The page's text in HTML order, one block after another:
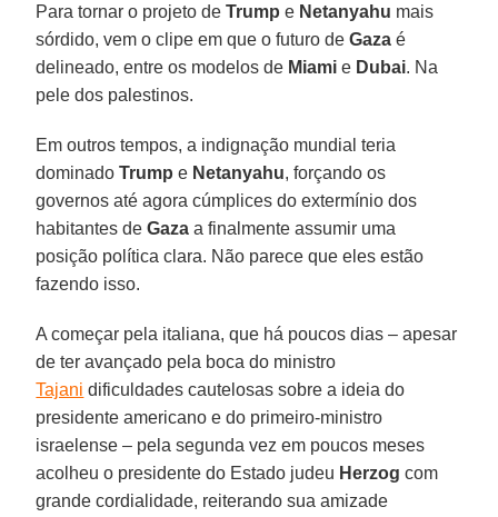
Para tornar o projeto deTrump e Netanyahu mais
sórdido, vem o clipe em que o futuro deGaza é
delineado, entre os modelos de Miami e Dubai. Na
pele dos palestinos.
Em outros tempos, a indignação mundial teria
dominadoTrump e Netanyahu, forçando os
governos até agora cúmplices do extermínio dos
habitantes deGaza a finalmente assumir uma
posição política clara. Não parece que eles estão
fazendo isso.
A começar pela italiana, que há poucos dias – apesar
de ter avançado pela boca do ministro
Tajani dificuldades cautelosas sobre a ideia do
presidente americano e do primeiro-ministro
israelense – pela segunda vez em poucos meses
acolheu o presidente do Estado judeu Herzog com
grande cordialidade, reiterando sua amizade